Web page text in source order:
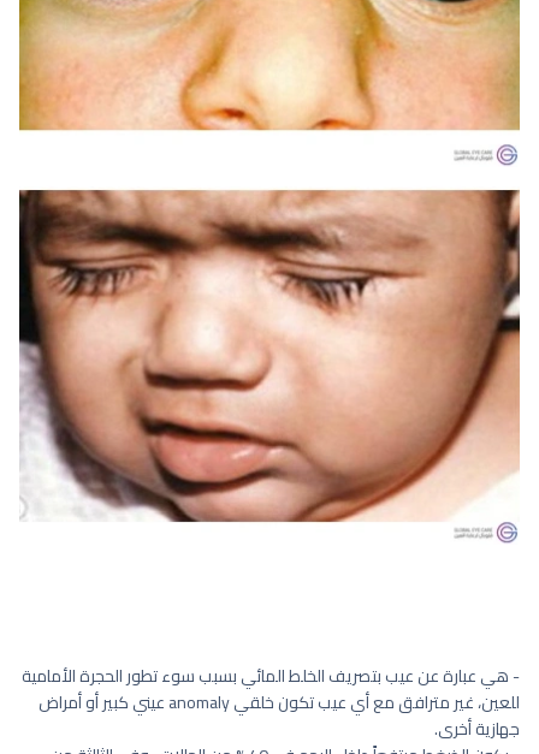
- هي عبارة عن عيب بتصريف الخلط المائي بسبب سوء تطور الحجرة الأمامية
للعين، غير مترافق مع أي عيب تكون خلقي anomaly عيني كبير أو أمراض
جهازية أخرى.